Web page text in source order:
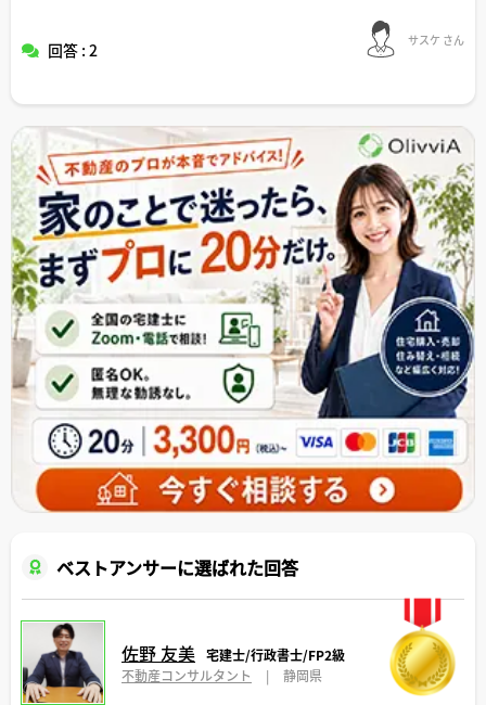
回答 : 2 サスケ さん
ベストアンサーに選ばれた回答
佐野 友美 宅建士/行政書士/FP2級
不動産コンサルタント
| 静岡県